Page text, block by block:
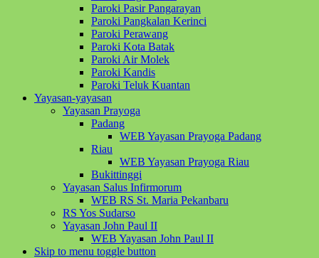
Paroki Pasir Pangarayan
Paroki Pangkalan Kerinci
Paroki Perawang
Paroki Kota Batak
Paroki Air Molek
Paroki Kandis
Paroki Teluk Kuantan
Yayasan-yayasan
Yayasan Prayoga
Padang
WEB Yayasan Prayoga Padang
Riau
WEB Yayasan Prayoga Riau
Bukittinggi
Yayasan Salus Infirmorum
WEB RS St. Maria Pekanbaru
RS Yos Sudarso
Yayasan John Paul II
WEB Yayasan John Paul II
Skip to menu toggle button